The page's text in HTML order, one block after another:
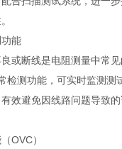
能
或断线是电阻测量中常
检测功能，可实时监测测
效避免因线路问题导致
OVC）